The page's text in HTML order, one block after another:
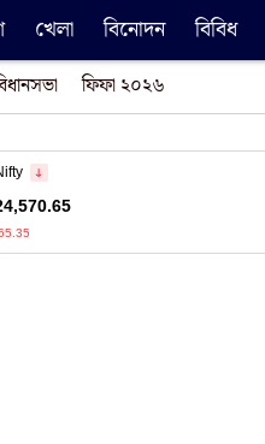
খেলা বিনোদন বিবিধ
ফিফা ২০২৬